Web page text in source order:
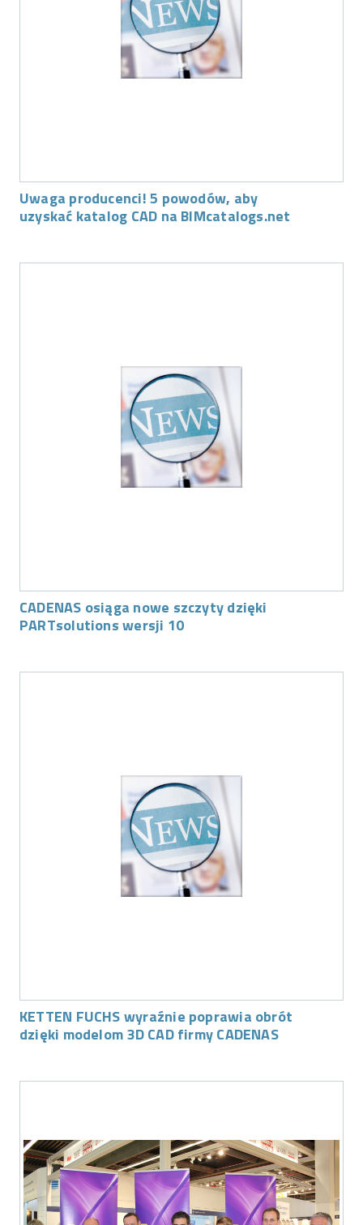
Uwaga producenci! 5 powodów, aby
uzyskać katalog CAD na BIMcatalogs.net
CADENAS osiąga nowe szczyty dzięki
PARTsolutions wersji 10
KETTEN FUCHS wyraźnie poprawia obrót
dzięki modelom 3D CAD firmy CADENAS